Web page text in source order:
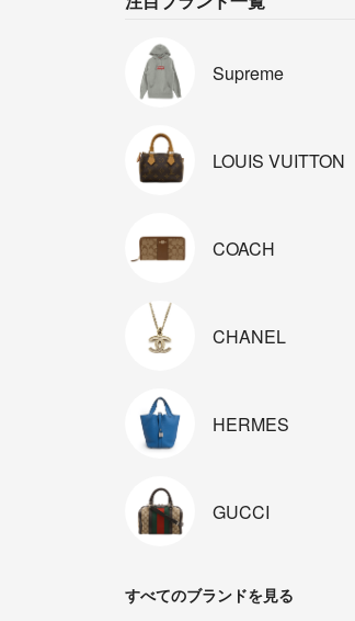
Supreme
LOUIS VUITTON
COACH
CHANEL
HERMES
GUCCI
すべてのブランドを見る